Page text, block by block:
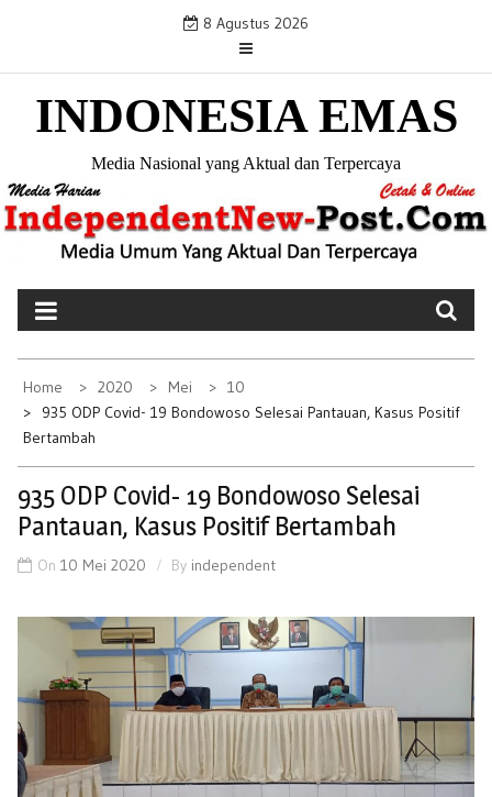
i
o
8 Agustus 2026
INDONESIA EMAS
Media Nasional yang Aktual dan Terpercaya
Home 2020 Mei
10
935 ODP Covid- 19 Bondowoso Selesai Pantauan, Kasus Positif
Bertambah
935 ODP Covid- 19 Bondowoso Selesai
Pantauan, Kasus Positif Bertambah
On 10 Mei 2020 By independent